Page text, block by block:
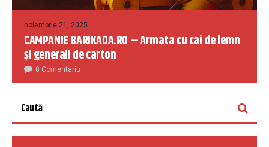
noiembrie 21, 2025
CAMPANIE BARIKADA.RO – Armata cu cai de lemn
și generali de carton
0 Comentariu